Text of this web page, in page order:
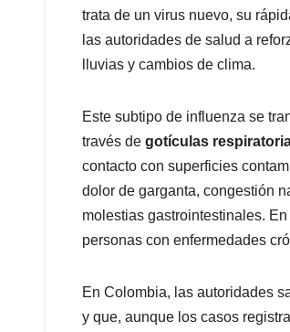
p
k
n
trata de un virus nuevo, su
las autoridades de salud a
lluvias y cambios de clima.
Este subtipo de influenza se
través de gotículas
contacto con superficies
dolor de garganta, congestión
molestias gastrointestinales.
personas con enfermedades
En Colombia, las autoridades
y que, aunque los casos